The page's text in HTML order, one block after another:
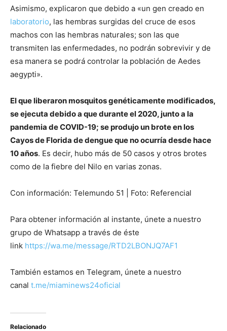
Asimismo, explicaron que debido a «un gen creado en
laboratorio, las hembras surgidas del cruce de esos
machos con las hembras naturales; son las que
transmiten las enfermedades, no podrán sobrevivir y de
esa manera se podrá controlar la población de Aedes
aegypti».
El que liberaron mosquitos genéticamente modificados,
se ejecuta debido a que durante el 2020, junto a la
pandemia de COVID-19; se produjo un brote en los
Cayos de Florida de dengue que no ocurría desde hace
10 años. Es decir, hubo más de 50 casos y otros brotes
como de la fiebre del Nilo en varias zonas.
Con información: Telemundo 51 | Foto: Referencial
Para obtener información al instante, únete a nuestro
grupo de Whatsapp a través de éste
link https://wa.me/message/RTD2LBONJQ7AF1
También estamos en Telegram, únete a nuestro
canal t.me/miaminews24oficial
Relacionado